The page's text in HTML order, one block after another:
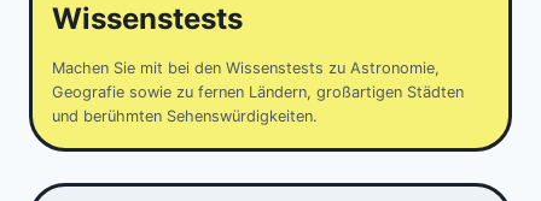
Wissenstests
Machen Sie mit bei den Wissenstests zu Astronomie,
Geografie sowie zu fernen Ländern, großartigen Städten
und berühmten Sehenswürdigkeiten.